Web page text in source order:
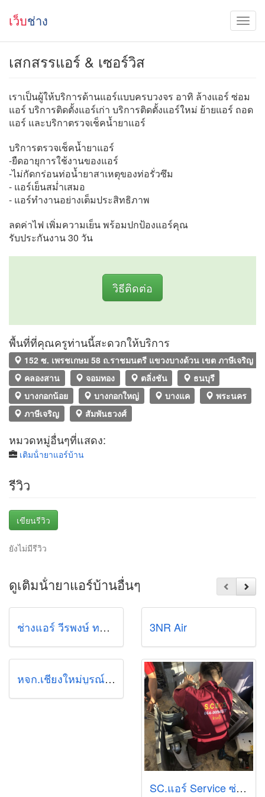
เว็บช่าง
เสกสรรแอร์ & เซอร์วิส
เราเป็นผู้ให้บริการด้านแอร์แบบครบวงจร อาทิ ล้างแอร์ ซ่อม
แอร์ บริการติดตั้งแอร์เก่า บริการติดตั้งแอร์ใหม่ ย้ายแอร์ ถอด
แอร์ และบริกาตรวจเช็คน้ำยาแอร์
บริการตรวจเช็คน้ำยาแอร์
-ยืดอายุการใช้งานของแอร์
-ไม่กัดกร่อนท่อน้ำยาสาเหตุของท่อรั่วซึม
- แอร์เย็นสม่ำเสมอ
- แอร์ทำงานอย่างเต็มประสิทธิภาพ
ลดค่าไฟ เพิ่มความเย็น พร้อมปกป้องแอร์คุณ
รับประกันงาน 30 วัน
วิธีติดต่อ
พื้นที่ที่คุณครูท่านนี้สะดวกให้บริการ
152 ซ. เพรชเกษม 58 ถ.ราชมนตรี แขวงบางด้วน เขต ภาษีเจริญ ก
คลองสาน
จอมทอง ตลิ่งชัน
ธนบุรี
บางกอกน้อย
บางกอกใหญ่ บางแค
พระนคร
ภาษีเจริญ
สัมพันธวงศ์
หมวดหมู่อื่นๆที่แสดง:
เติมน้ํายาแอร์บ้าน
รีวิว
เขียนรีวิว
ยังไม่มีรีวิว
ดูเติมน้ํายาแอร์บ้านอื่นๆ
ช่างแอร์ วีรพงษ์ ทรงธรักษ์ 3NR Air
หจก.เชียงใหม่บูรณ์พันธ์แอร์
SC.แอร์ Service ซ่อมแอร์บ้าน ล้างแอร์